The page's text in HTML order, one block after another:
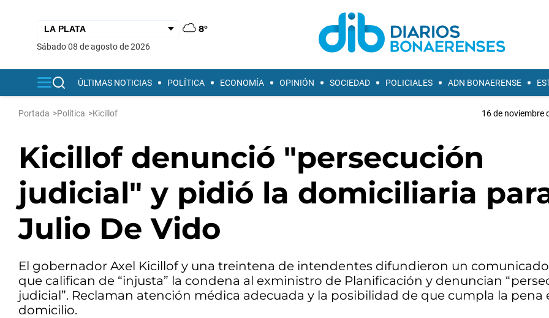
8°
sábado 08 de agosto de 2026
ÚLTIMAS NOTICIAS POLÍTICA ECONOMÍA OPINIÓN SOCIEDAD POLICIALES ADN BONAERENSE
Portada >Política >Kicillof 16 de noviembre
Kicillof denunció "persecución
judicial" y pidió la domiciliaria
Julio De Vido
El gobernador Axel Kicillof y una treintena de intendentes difundieron un
que califican de “injusta” la condena al exministro de Planificación y denuncian
judicial”. Reclaman atención médica adecuada y la posibilidad de que cumpla la pena
domicilio.